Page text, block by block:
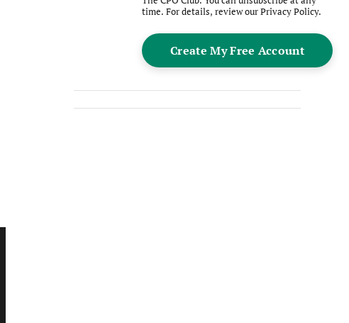
time. For details, review ourPrivacy Policy.